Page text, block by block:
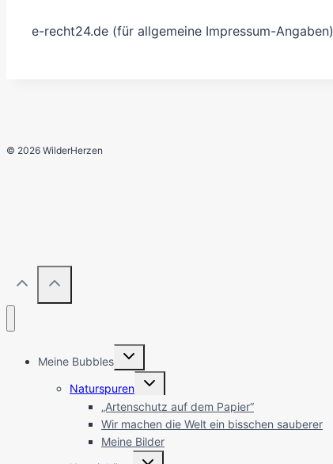
e-recht24.de (für allgemeine Impressum-Angaben)
© 2026 WilderHerzen
Meine Bubbles
Untermenü
Naturspuren
Untermenü
„Artenschutz auf dem Papier“
Wir machen die Welt ein bisschen sauberer
Meine Bilder
Untermenü